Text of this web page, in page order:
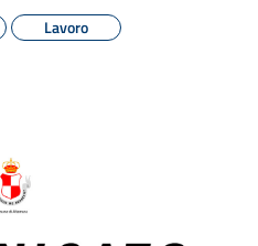
Lavoro